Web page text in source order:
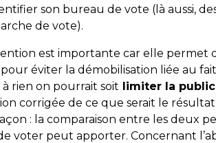
son bureau de vote (là aussi,
de vote).
est importante car elle permet
éviter la démobilisation liée au
rien on pourrait soit limiter la
corrigée de ce que serait le
: la comparaison entre les deux
voter peut apporter. Concernant